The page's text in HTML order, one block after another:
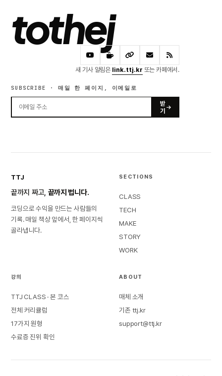
tothej
새 기사 알림은 link.ttj.kr 또는 카페에서.
SUBSCRIBE · 매일 한 페이지, 이메일로
받
기
TTJ
끝까지 짜고, 끝까지 법니다.
코딩으로 수익을 만드는 사람들의
기록. 매일 책상 앞에서, 한 페이지씩
골라냅니다.
SECTIONS
CLASS
TECH
MAKE
STORY
WORK
강의
TTJ CLASS · 본 코스
전체 커리큘럼
17가지 원형
수료증 진위 확인
ABOUT
매체 소개
기존 ttj.kr
support@ttj.kr